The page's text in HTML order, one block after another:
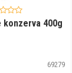
konzerva 400g
69279